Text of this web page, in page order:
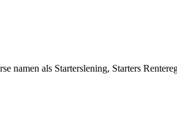
namen als Starterslening, Starters